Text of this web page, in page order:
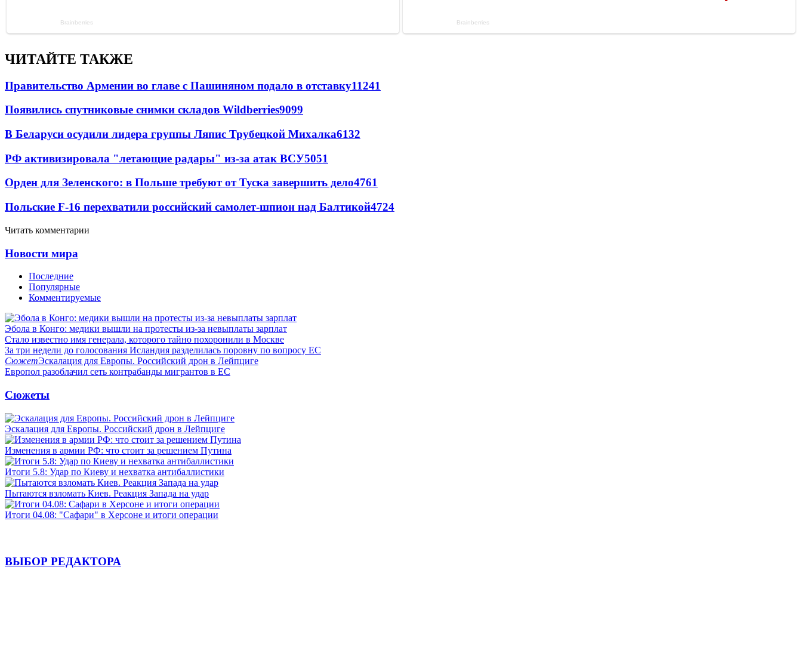
ЧИТАЙТЕ ТАКЖЕ
Правительство Армении во главе с Пашиняном подало в отставку11241
Появились спутниковые снимки складов Wildberries9099
В Беларуси осудили лидера группы Ляпис Трубецкой Михалка6132
РФ активизировала "летающие радары" из-за атак ВСУ5051
Орден для Зеленского: в Польше требуют от Туска завершить дело4761
Польские F-16 перехватили российский самолет-шпион над Балтикой4724
Читать комментарии
Новости мира
Последние
Популярные
Комментируемые
Эбола в Конго: медики вышли на протесты из-за невыплаты зарплат
Стало известно имя генерала, которого тайно похоронили в Москве
За три недели до голосования Исландия разделилась поровну по вопросу ЕС
СюжетЭскалация для Европы. Российский дрон в Лейпциге
Европол разоблачил сеть контрабанды мигрантов в ЕС
Сюжеты
Эскалация для Европы. Российский дрон в Лейпциге
Изменения в армии РФ: что стоит за решением Путина
Итоги 5.8: Удар по Киеву и нехватка антибаллистики
Пытаются взломать Киев. Реакция Запада на удар
Итоги 04.08: "Сафари" в Херсоне и итоги операции
ВЫБОР РЕДАКТОРА